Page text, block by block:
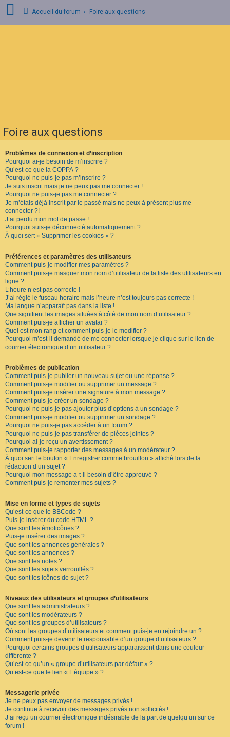
s
c
r
i
p
t
i
o
n
F
Accueil du forum Foire aux questions
Foire aux questions
Problèmes de connexion et d’inscription
Pourquoi ai-je besoin de m’inscrire ?
Qu’est-ce que la COPPA ?
Pourquoi ne puis-je pas m’inscrire ?
Je suis inscrit mais je ne peux pas me connecter !
Pourquoi ne puis-je pas me connecter ?
Je m’étais déjà inscrit par le passé mais ne peux à présent plus me
connecter ?!
J’ai perdu mon mot de passe !
Pourquoi suis-je déconnecté automatiquement ?
À quoi sert « Supprimer les cookies » ?
Préférences et paramètres des utilisateurs
Comment puis-je modifier mes paramètres ?
Comment puis-je masquer mon nom d’utilisateur de la liste des utilisateurs en
ligne ?
L’heure n’est pas correcte !
J’ai réglé le fuseau horaire mais l’heure n’est toujours pas correcte !
Ma langue n’apparaît pas dans la liste !
Que signifient les images situées à côté de mon nom d’utilisateur ?
Comment puis-je afficher un avatar ?
Quel est mon rang et comment puis-je le modifier ?
Pourquoi m’est-il demandé de me connecter lorsque je clique sur le lien de
courrier électronique d’un utilisateur ?
Problèmes de publication
Comment puis-je publier un nouveau sujet ou une réponse ?
Comment puis-je modifier ou supprimer un message ?
Comment puis-je insérer une signature à mon message ?
Comment puis-je créer un sondage ?
Pourquoi ne puis-je pas ajouter plus d’options à un sondage ?
Comment puis-je modifier ou supprimer un sondage ?
Pourquoi ne puis-je pas accéder à un forum ?
Pourquoi ne puis-je pas transférer de pièces jointes ?
Pourquoi ai-je reçu un avertissement ?
Comment puis-je rapporter des messages à un modérateur ?
À quoi sert le bouton « Enregistrer comme brouillon » affiché lors de la
rédaction d’un sujet ?
Pourquoi mon message a-t-il besoin d’être approuvé ?
Comment puis-je remonter mes sujets ?
Mise en forme et types de sujets
Qu’est-ce que le BBCode ?
Puis-je insérer du code HTML ?
Que sont les émoticônes ?
Puis-je insérer des images ?
Que sont les annonces générales ?
Que sont les annonces ?
Que sont les notes ?
Que sont les sujets verrouillés ?
Que sont les icônes de sujet ?
Niveaux des utilisateurs et groupes d’utilisateurs
Que sont les administrateurs ?
Que sont les modérateurs ?
Que sont les groupes d’utilisateurs ?
Où sont les groupes d’utilisateurs et comment puis-je en rejoindre un ?
Comment puis-je devenir le responsable d’un groupe d’utilisateurs ?
Pourquoi certains groupes d’utilisateurs apparaissent dans une couleur
différente ?
Qu’est-ce qu’un « groupe d’utilisateurs par défaut » ?
Qu’est-ce que le lien « L’équipe » ?
Messagerie privée
Je ne peux pas envoyer de messages privés !
Je continue à recevoir des messages privés non sollicités !
J’ai reçu un courrier électronique indésirable de la part de quelqu’un sur ce
forum !